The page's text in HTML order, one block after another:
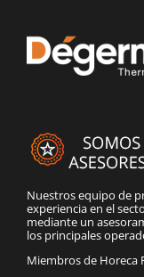
Nuestros equipo de
experiencia en el
mediante un
los principales
Miembros de Horeca